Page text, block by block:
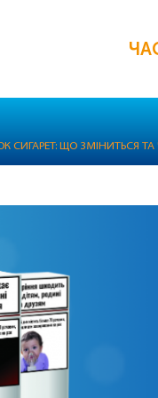
СИГАРЕТ: ЩО ЗМІНИТЬСЯ